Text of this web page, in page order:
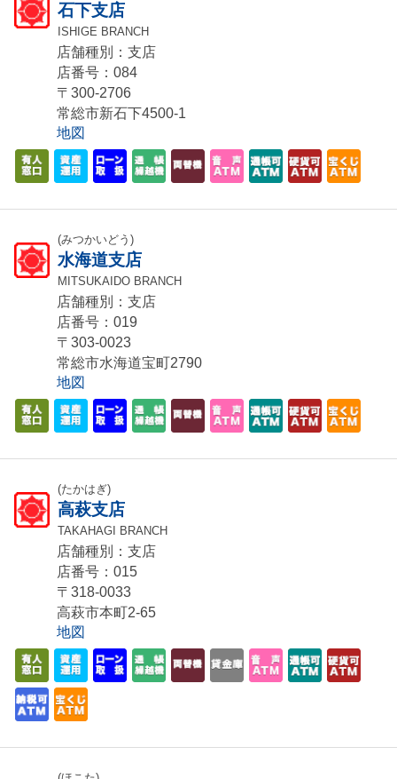
石下支店
ISHIGE BRANCH
店舗種別：支店
店番号：084
〒300-2706
常総市新石下4500-1
地図
(みつかいどう)
水海道支店
MITSUKAIDO BRANCH
店舗種別：支店
店番号：019
〒303-0023
常総市水海道宝町2790
地図
(たかはぎ)
高萩支店
TAKAHAGI BRANCH
店舗種別：支店
店番号：015
〒318-0033
高萩市本町2-65
地図